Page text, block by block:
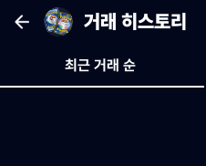
거래 히스토리
최근 거래 순